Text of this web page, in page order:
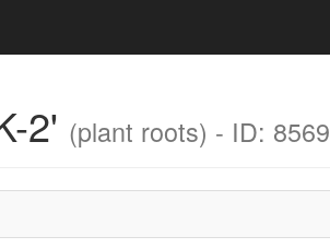
2' (plant roots) - ID: 8569